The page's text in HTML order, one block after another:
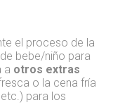
el proceso de la
bebe/niño para
a otros extras
o la cena fría
para los